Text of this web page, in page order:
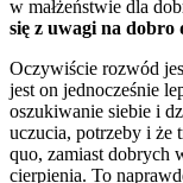
w małżeństwie dla
się z uwagi na dobro
Oczywiście rozwód
jest on jednocześnie
oszukiwanie siebie i
uczucia, potrzeby i że
quo, zamiast dobrych
cierpienia. To